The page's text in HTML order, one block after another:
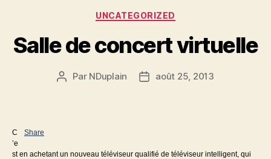
Catégories
UNCATEGORIZED
Salle de concert virtuelle
Auteur
Par NDuplain
Dateaoût 25, 2013
Share
C
’e
st en achetant un nouveau téléviseur qualifié de téléviseur intelligent, qui